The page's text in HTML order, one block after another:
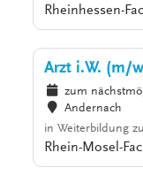
Rheinhessen-
Arzt i.W. (m/
zum
Andernach
in Weiterbildung
Rhein-Mosel-